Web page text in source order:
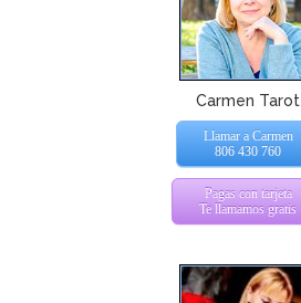
Carmen Tarot
Llamar a Carmen
806 430 760
Pagas con tarjeta
Te llamamos gratis